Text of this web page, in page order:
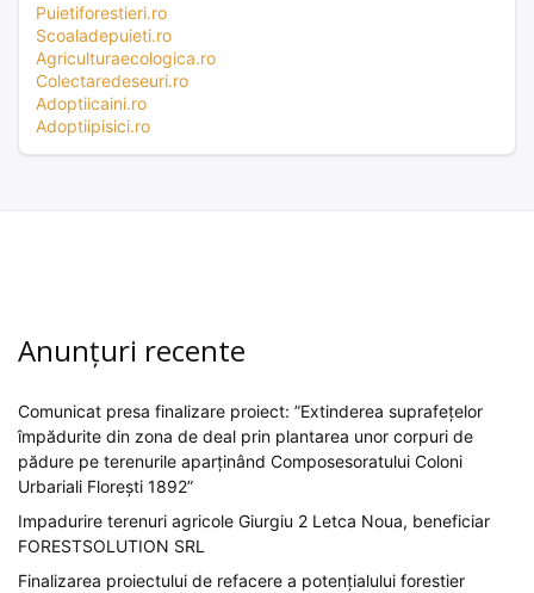
Puietiforestieri.ro
Scoaladepuieti.ro
Agriculturaecologica.ro
Colectaredeseuri.ro
Adoptiicaini.ro
Adoptiipisici.ro
Anunțuri recente
Comunicat presa finalizare proiect: ”Extinderea suprafețelor
împădurite din zona de deal prin plantarea unor corpuri de
pădure pe terenurile aparținând Composesoratului Coloni
Urbariali Florești 1892”
Impadurire terenuri agricole Giurgiu 2 Letca Noua, beneficiar
FORESTSOLUTION SRL
Finalizarea proiectului de refacere a potențialului forestier